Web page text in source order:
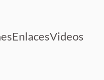
EnlacesVideos